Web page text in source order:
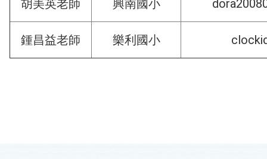
胡美英老師 興南國小
鍾昌益老師 樂利國小